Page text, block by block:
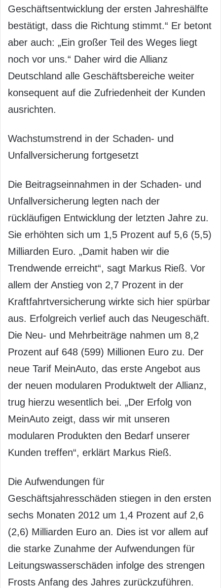
Geschäftsentwicklung der ersten Jahreshälfte
bestätigt, dass die Richtung stimmt.“ Er betont
aber auch: „Ein großer Teil des Weges liegt
noch vor uns.“ Daher wird die Allianz
Deutschland alle Geschäftsbereiche weiter
konsequent auf die Zufriedenheit der Kunden
ausrichten.
Wachstumstrend in der Schaden- und
Unfallversicherung fortgesetzt
Die Beitragseinnahmen in der Schaden- und
Unfallversicherung legten nach der
rückläufigen Entwicklung der letzten Jahre zu.
Sie erhöhten sich um 1,5 Prozent auf 5,6 (5,5)
Milliarden Euro. „Damit haben wir die
Trendwende erreicht“, sagt Markus Rieß. Vor
allem der Anstieg von 2,7 Prozent in der
Kraftfahrtversicherung wirkte sich hier spürbar
aus. Erfolgreich verlief auch das Neugeschäft.
Die Neu- und Mehrbeiträge nahmen um 8,2
Prozent auf 648 (599) Millionen Euro zu. Der
neue Tarif MeinAuto, das erste Angebot aus
der neuen modularen Produktwelt der Allianz,
trug hierzu wesentlich bei. „Der Erfolg von
MeinAuto zeigt, dass wir mit unseren
modularen Produkten den Bedarf unserer
Kunden treffen“, erklärt Markus Rieß.
Die Aufwendungen für
Geschäftsjahresschäden stiegen in den ersten
sechs Monaten 2012 um 1,4 Prozent auf 2,6
(2,6) Milliarden Euro an. Dies ist vor allem auf
die starke Zunahme der Aufwendungen für
Leitungswasserschäden infolge des strengen
Frosts Anfang des Jahres zurückzuführen.